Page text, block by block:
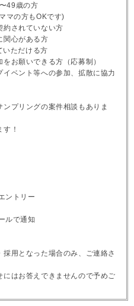
49歳の方
マの方もOKです)
約されていない方
関心がある方
いただける方
お願いできる方（応募制）
イベント等への参加、拡散に協力
プリングの案件相談もありま
！
ントリー
ルで通知
用となった場合のみ、ご連絡さ
はお答えできませんので予めご